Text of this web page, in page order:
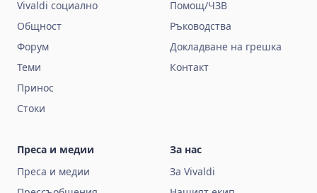
Vivaldi социално
Общност
Форум
Теми
Принос
Стоки
Помощ/ЧЗВ
Ръководства
Докладване на грешка
Контакт
Преса и медии
Преса и медии
За нас
За Vivaldi